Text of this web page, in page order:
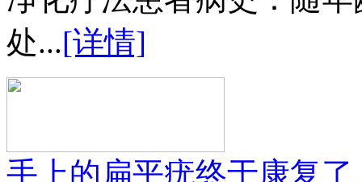
处...[详情]
手上的扁平疣终于康复了